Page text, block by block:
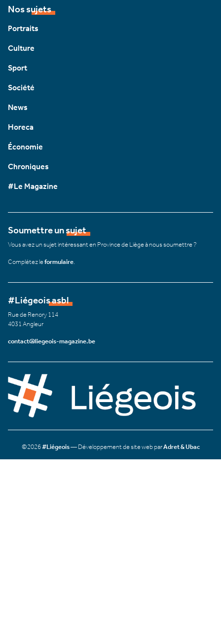
Nos sujets
Portraits
Culture
Sport
Société
News
Horeca
Économie
Chroniques
#Le Magazine
Soumettre un sujet
Vous avez un sujet intéressant en Province de Liège à nous soumettre ?
Complétez leformulaire
#Liégeois asbl
Rue de Renory 114
4031 Angleur
contact@liegeois-magazine.be
©2026#Liégeois— Développement de site web parAdret & Ubac